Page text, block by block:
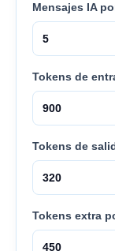
Mensajes IA
Tokens de
Tokens de
Tokens extra